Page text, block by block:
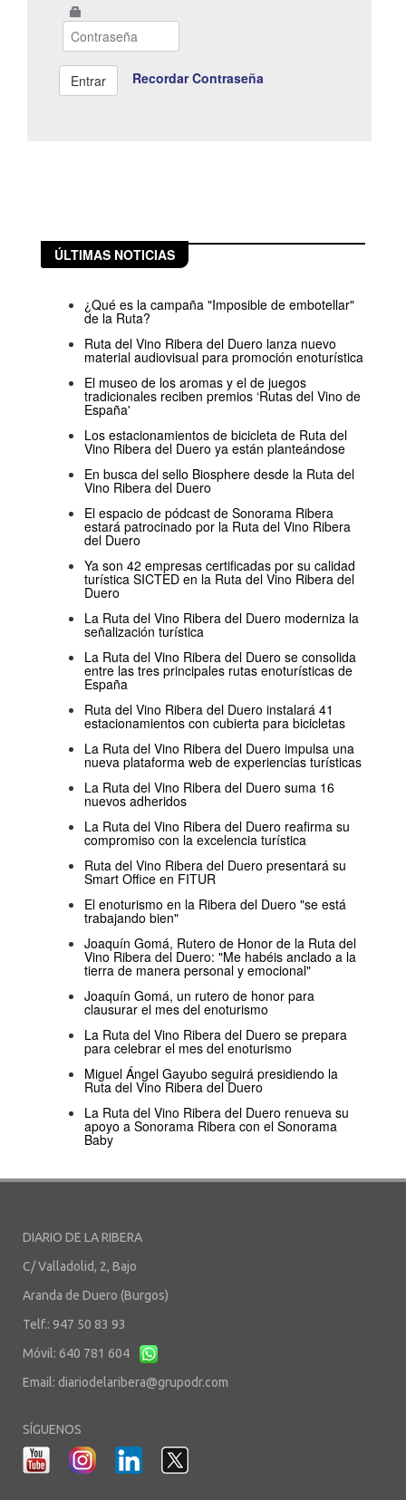
Recordar Contraseña
ÚLTIMAS NOTICIAS
¿Qué es la campaña "Imposible de embotellar"
de la Ruta?
Ruta del Vino Ribera del Duero lanza nuevo
material audiovisual para promoción enoturística
El museo de los aromas y el de juegos
tradicionales reciben premios ‘Rutas del Vino de
España'
Los estacionamientos de bicicleta de Ruta del
Vino Ribera del Duero ya están planteándose
En busca del sello Biosphere desde la Ruta del
Vino Ribera del Duero
El espacio de pódcast de Sonorama Ribera
estará patrocinado por la Ruta del Vino Ribera
del Duero
Ya son 42 empresas certificadas por su calidad
turística SICTED en la Ruta del Vino Ribera del
Duero
La Ruta del Vino Ribera del Duero moderniza la
señalización turística
La Ruta del Vino Ribera del Duero se consolida
entre las tres principales rutas enoturísticas de
España
Ruta del Vino Ribera del Duero instalará 41
estacionamientos con cubierta para bicicletas
La Ruta del Vino Ribera del Duero impulsa una
nueva plataforma web de experiencias turísticas
La Ruta del Vino Ribera del Duero suma 16
nuevos adheridos
La Ruta del Vino Ribera del Duero reafirma su
compromiso con la excelencia turística
Ruta del Vino Ribera del Duero presentará su
Smart Office en FITUR
El enoturismo en la Ribera del Duero "se está
trabajando bien"
Joaquín Gomá, Rutero de Honor de la Ruta del
Vino Ribera del Duero: "Me habéis anclado a la
tierra de manera personal y emocional"
Joaquín Gomá, un rutero de honor para
clausurar el mes del enoturismo
La Ruta del Vino Ribera del Duero se prepara
para celebrar el mes del enoturismo
Miguel Ángel Gayubo seguirá presidiendo la
Ruta del Vino Ribera del Duero
La Ruta del Vino Ribera del Duero renueva su
apoyo a Sonorama Ribera con el Sonorama
Baby
DIARIO DE LA RIBERA
C/ Valladolid, 2, Bajo
Aranda de Duero (Burgos)
Telf.: 947 50 83 93
Móvil: 640 781 604
Email: diariodelaribera@grupodr.com
SÍGUENOS